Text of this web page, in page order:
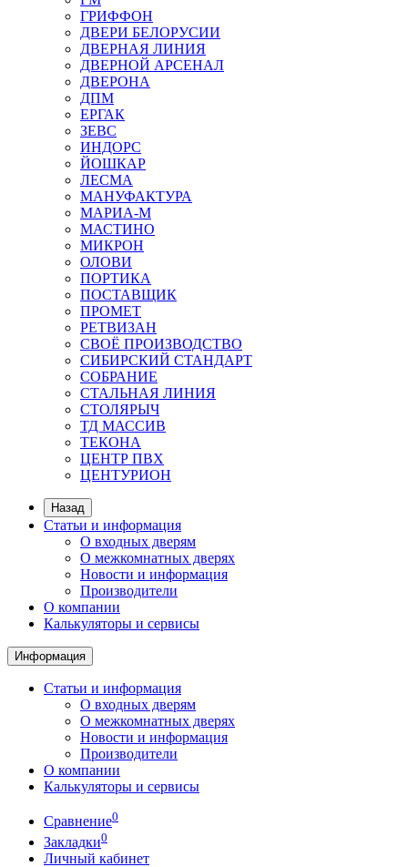
ГРИФФОН
ДВЕРИ БЕЛОРУСИИ
ДВЕРНАЯ ЛИНИЯ
ДВЕРНОЙ АРСЕНАЛ
ДВЕРОНА
ДПМ
ЕРГАК
ЗЕВС
ИНДОРС
ЙОШКАР
ЛЕСМА
МАНУФАКТУРА
МАРИА-М
МАСТИНО
МИКРОН
ОЛОВИ
ПОРТИКА
ПОСТАВЩИК
ПРОМЕТ
РЕТВИЗАН
СВОЁ ПРОИЗВОДСТВО
СИБИРСКИЙ СТАНДАРТ
СОБРАНИЕ
СТАЛЬНАЯ ЛИНИЯ
СТОЛЯРЫЧ
ТД МАССИВ
ТЕКОНА
ЦЕНТР ПВХ
ЦЕНТУРИОН
Назад
Статьи и информация
О входных дверям
О межкомнатных дверях
Новости и информация
Производители
О компании
Калькуляторы и сервисы
Информация
Статьи и информация
О входных дверям
О межкомнатных дверях
Новости и информация
Производители
О компании
Калькуляторы и сервисы
Сравнение0
Закладки0
Личный кабинет